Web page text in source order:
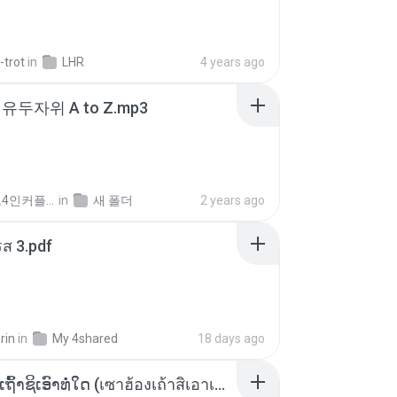
trot in LHR 4 years ago
두자위 A to Z.mp3
in 새 폴더 2 years ago
3.pdf
in My 4shared 18 days ago
ເຊົາຮ້ອງເຖົ້າຊິເອົາທໍ່ໃດ (เซาฮ้องเถ้าสิเอาเท่าใด) ບຸນເກີດ ຫນູຫ່ວງ ft. ໂສພາ ຈຸນທະລາ